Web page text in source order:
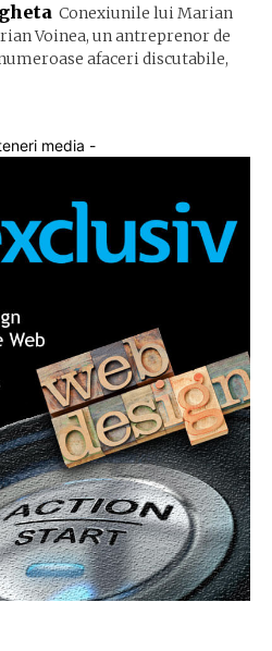
Conexiunile lui Marian
Voinea, un antreprenor de
afaceri discutabile,
media -